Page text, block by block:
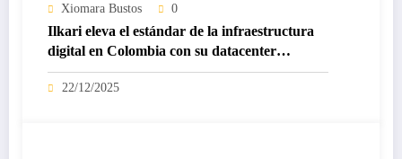
Xiomara Bustos 0
Ilkari eleva el estándar de la infraestructura
digital en Colombia con su datacenter
certificado Nivel IV de ICREA
22/12/2025